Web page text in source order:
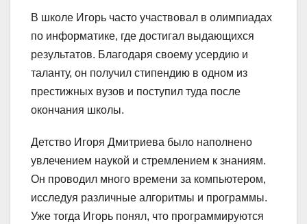
В школе Игорь часто участвовал в олимпиадах
по информатике, где достигал выдающихся
результатов. Благодаря своему усердию и
таланту, он получил стипендию в одном из
престижных вузов и поступил туда после
окончания школы.
Детство Игоря Дмитриева было наполнено
увлечением наукой и стремлением к знаниям.
Он проводил много времени за компьютером,
исследуя различные алгоритмы и программы.
Уже тогда Игорь понял, что программируются